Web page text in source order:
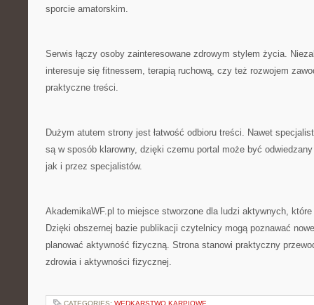
sporcie amatorskim.
Serwis łączy osoby zainteresowane zdrowym stylem życia.
interesuje się fitnessem, terapią ruchową, czy też rozwojem
praktyczne treści.
Dużym atutem strony jest łatwość odbioru treści. Nawet
są w sposób klarowny, dzięki czemu portal może być
jak i przez specjalistów.
AkademikaWF.pl to miejsce stworzone dla ludzi aktywnych,
Dzięki obszernej bazie publikacji czytelnicy mogą poznawać
planować aktywność fizyczną. Strona stanowi praktyczny
zdrowia i aktywności fizycznej.
CATEGORIES: WĘDKARSTWO KARPIOWE